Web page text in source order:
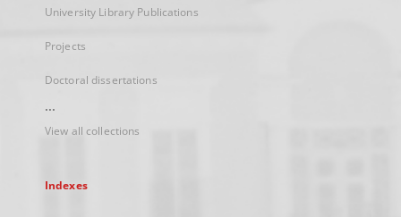
University Library Publications
Projects
Doctoral dissertations
...
View all collections
Indexes